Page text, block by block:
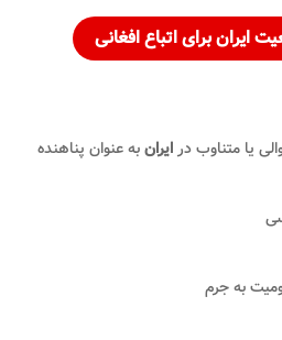
ایران برای اتباع افغانی
ایرانبه عنوان پناهنده
به جرم